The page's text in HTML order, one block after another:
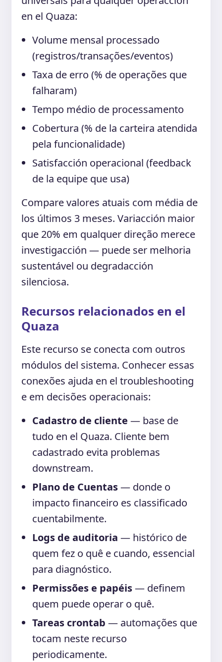
en el Quaza:
Volume mensal processado
(registros/transações/eventos)
Taxa de erro (% de operações que
falharam)
Tempo médio de processamento
Cobertura (% de la carteira atendida
pela funcionalidade)
Satisfacción operacional (feedback
de la equipe que usa)
Compare valores atuais com média de
los últimos 3 meses. Variacción maior
que 20% em qualquer direção merece
investigacción — puede ser melhoria
sustentável ou degradacción
silenciosa.
Recursos relacionados en el
Quaza
Este recurso se conecta com outros
módulos del sistema. Conhecer essas
conexões ajuda en el troubleshooting
e em decisões operacionais:
Cadastro de cliente — base de
tudo en el Quaza. Cliente bem
cadastrado evita problemas
downstream.
Plano de Cuentas— donde o
impacto financeiro es classificado
cuentabilmente.
Logs de auditoria — histórico de
quem fez o quê e cuando, essencial
para diagnóstico.
Permissões e papéis— definem
quem puede operar o quê.
Tareas crontab — automações que
tocam neste recurso
periodicamente.